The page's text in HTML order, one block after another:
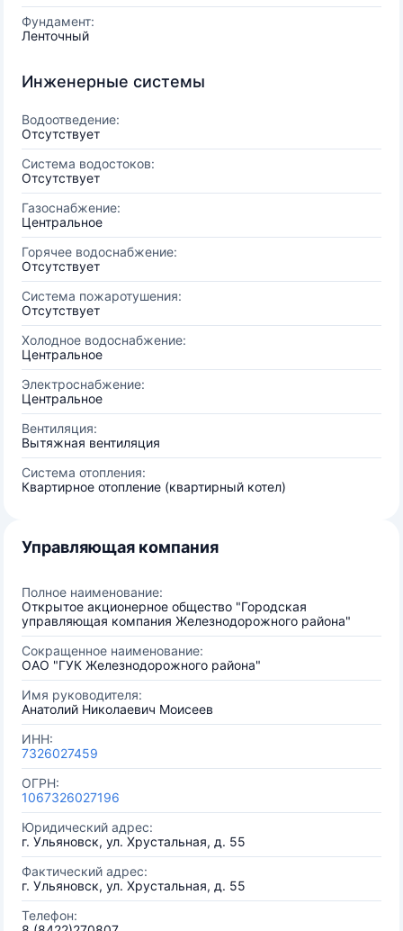
Фундамент:
Ленточный
Инженерные системы
Водоотведение:
Отсутствует
Система водостоков:
Отсутствует
Газоснабжение:
Центральное
Горячее водоснабжение:
Отсутствует
Система пожаротушения:
Отсутствует
Холодное водоснабжение:
Центральное
Электроснабжение:
Центральное
Вентиляция:
Вытяжная вентиляция
Система отопления:
Квартирное отопление (квартирный котел)
Управляющая компания
Полное наименование:
Открытое акционерное общество "Городская
управляющая компания Железнодорожного района"
Сокращенное наименование:
ОАО "ГУК Железнодорожного района"
Имя руководителя:
Анатолий Николаевич Моисеев
ИНН:
7326027459
ОГРН:
1067326027196
Юридический адрес:
г. Ульяновск, ул. Хрустальная, д. 55
Фактический адрес:
г. Ульяновск, ул. Хрустальная, д. 55
Телефон: